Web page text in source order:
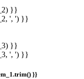
}}
', ') }}
}}
', ') }}
}}